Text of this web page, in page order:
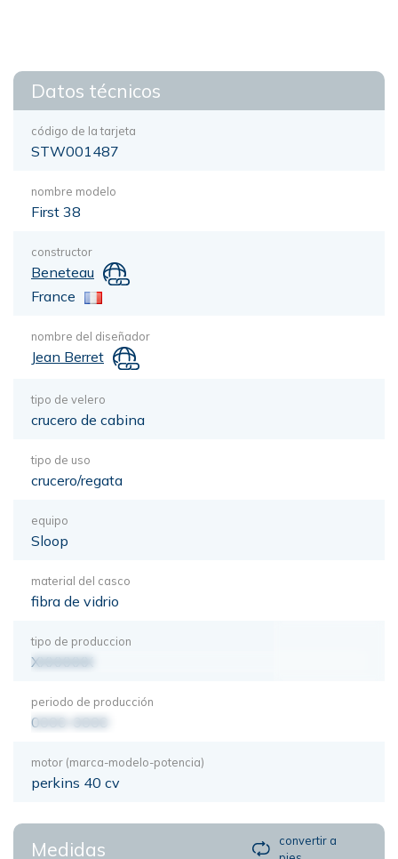
Datos técnicos
código de la tarjeta
STW001487
nombre modelo
First 38
constructor
Beneteau
France
nombre del diseñador
Jean Berret
tipo de velero
crucero de cabina
tipo de uso
crucero/regata
equipo
Sloop
material del casco
fibra de vidrio
tipo de produccion
XXXXXXX
periodo de producción
0000-0000
motor (marca-modelo-potencia)
perkins 40 cv
Medidas
convertir a